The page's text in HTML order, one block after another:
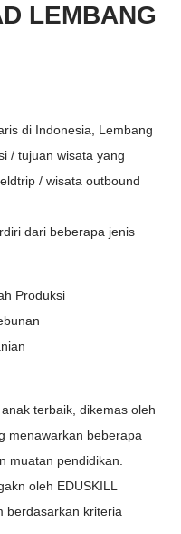
LEMBANG
di Indonesia, Lembang
/ tujuan wisata yang
/ wisata outbound
dari beberapa jenis
Produksi
terbaik, dikemas oleh
menawarkan beberapa
muatan pendidikan.
oleh EDUSKILL
berdasarkan kriteria